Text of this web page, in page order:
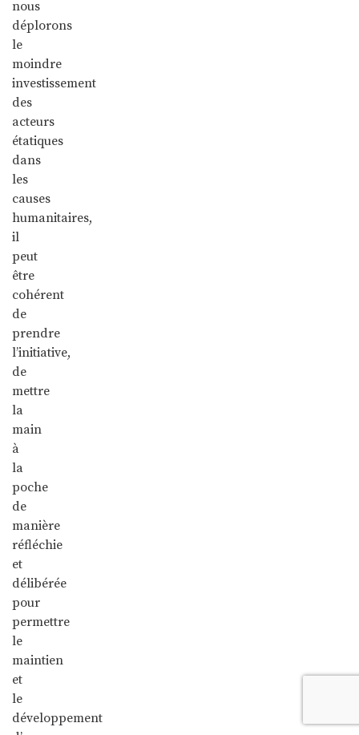
nous
déplorons
le
moindre
investissement
des
acteurs
étatiques
dans
les
causes
humanitaires,
il
peut
être
cohérent
de
prendre
l’initiative,
de
mettre
la
main
à
la
poche
de
manière
réfléchie
et
délibérée
pour
permettre
le
maintien
et
le
développement